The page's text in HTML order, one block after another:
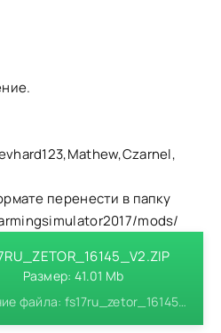
перенести в папку
mods/
Размер: 41.01 Mb
Название файла: fs17ru_zetor_16145_v2.zip